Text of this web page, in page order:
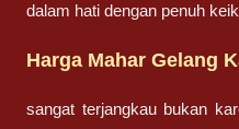
dalam hati dengan penuh
Harga Mahar Gelang
sangat terjangkau bukan